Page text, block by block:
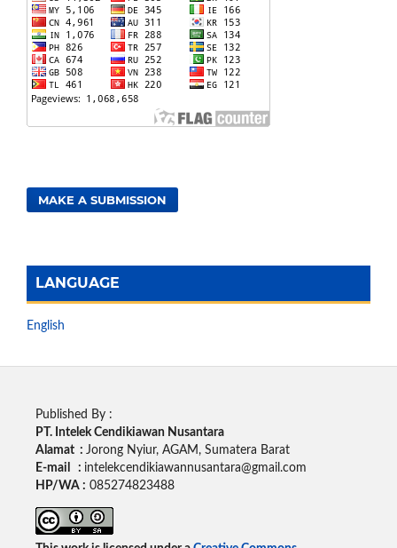
MAKE A SUBMISSION
LANGUAGE
English
Published By :
PT. Intelek Cendikiawan Nusantara
Alamat : Jorong Nyiur, AGAM, Sumatera Barat
E-mail : intelekcendikiawannusantara@gmail.com
HP/WA : 085274823488